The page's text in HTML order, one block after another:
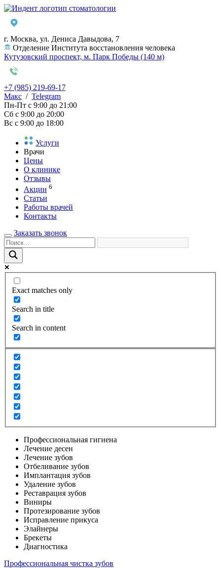
г. Москва, ул. Дениса Давыдова, 7
Отделение Института восстановления человека
Кутузовский проспект, м. Парк Победы (140 м)
+7 (985) 219-69-17
Макс / Telegram
Пн-Пт с 9:00 до 21:00
Сб с 9:00 до 20:00
Вс с 9:00 до 18:00
Услуги
Врачи
Цены
О клинике
Отзывы
Акции 6
Статьи
Работы врачей
Контакты
Заказать звонок
Exact matches only
Search in title
Search in content
Профессиональная гигиена
Лечение десен
Лечение зубов
Отбеливание зубов
Имплантация зубов
Удаление зубов
Реставрация зубов
Виниры
Протезирование зубов
Исправление прикуса
Элайнеры
Брекеты
Диагностика
Профессиональная чистка зубов